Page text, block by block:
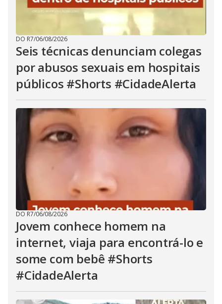
DO R7/06/08/2026
Seis técnicas denunciam colegas
por abusos sexuais em hospitais
públicos #Shorts #CidadeAlerta
DO R7/06/08/2026
Jovem conhece homem na
internet, viaja para encontrá-lo e
some com bebê #Shorts
#CidadeAlerta